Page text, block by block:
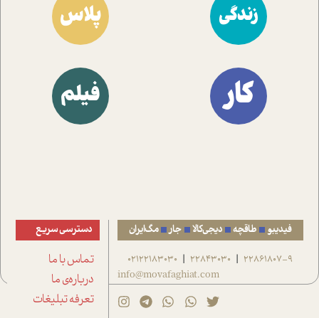
زندگی پلاس
کار فیلم
فیدیبو طاقچه دیجی‌کالا جار مگ‌ایران
22861807-9
|
22843030
|
02122183030
info@movafaghiat.com
دسترسی سریع
تماس با ما
درباره‌ی ما
تعرفه تبلیغات